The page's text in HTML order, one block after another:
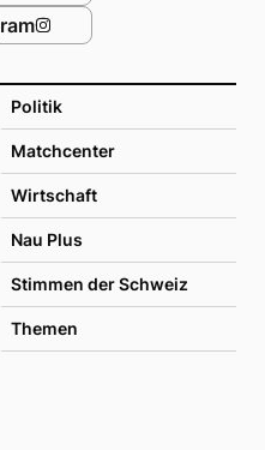
Politik
Matchcenter
Wirtschaft
Nau Plus
Stimmen der Schweiz
Themen